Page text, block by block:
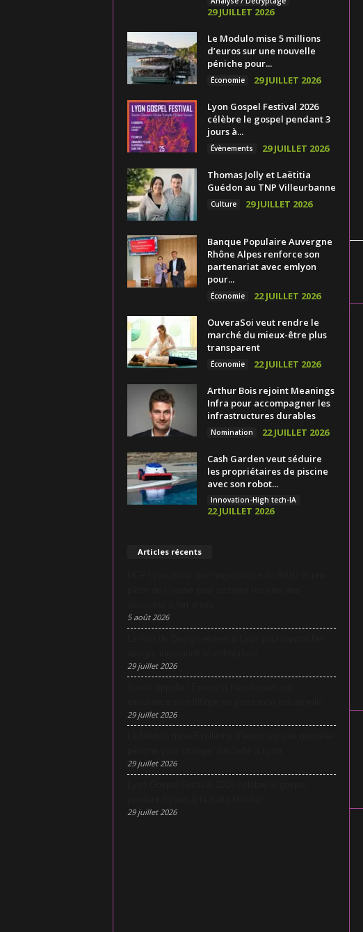
29 JUILLET 2026
Le Modulo mise 5 millions
d’euros sur une nouvelle
péniche pour...
Économie 29 JUILLET 2026
Lyon Gospel Festival 2026
célèbre le gospel pendant 3
jours à...
Évènements 29 JUILLET 2026
Thomas Jolly et Laëtitia
Guédon au TNP Villeurbanne
Culture 29 JUILLET 2026
Banque Populaire Auvergne
Rhône Alpes renforce son
partenariat avec emlyon
pour...
Économie 22 JUILLET 2026
OuveraSoi veut rendre le
marché du mieux-être plus
transparent
Économie 22 JUILLET 2026
Arthur Bois rejoint Meanings
Infra pour accompagner les
infrastructures durables
Nomination 22 JUILLET 2026
Cash Garden veut séduire
les propriétaires de piscine
avec son robot...
Innovation-High tech-IA
22 JUILLET 2026
Articles récents
5 août 2026
29 juillet 2026
29 juillet 2026
29 juillet 2026
29 juillet 2026